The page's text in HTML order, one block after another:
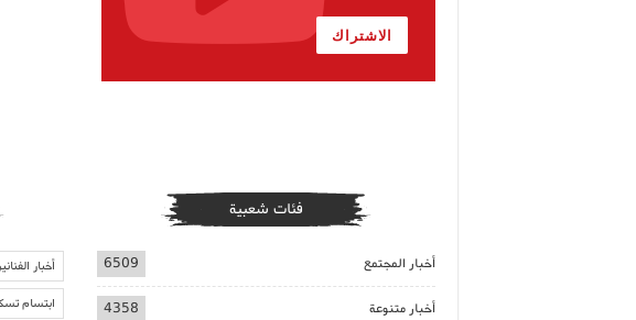
الاشتراك
فئات شعبية
أخبار المجتمع 6509
أخبار متنوعة 4358
أخبار
ابتسام